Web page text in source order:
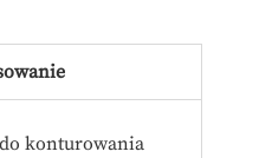
konturowania